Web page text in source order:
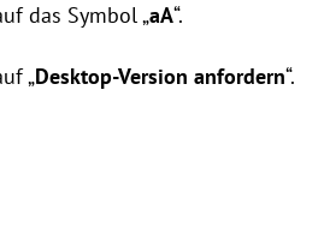
das Symbol „aA“.
„Desktop-Version anfordern“.